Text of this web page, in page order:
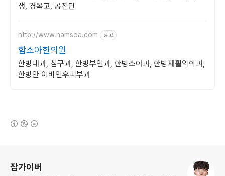
생, 경옥고, 공진단
http://www.hamsoa.com 광고
함소아한의원
한방내과, 침구과, 한방부인과, 한방소아과, 한방재활의학과,
한방안 이비인후피부과
잡가이버